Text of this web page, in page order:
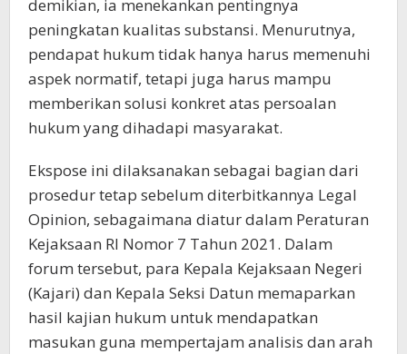
demikian, ia menekankan pentingnya
peningkatan kualitas substansi. Menurutnya,
pendapat hukum tidak hanya harus memenuhi
aspek normatif, tetapi juga harus mampu
memberikan solusi konkret atas persoalan
hukum yang dihadapi masyarakat.
Ekspose ini dilaksanakan sebagai bagian dari
prosedur tetap sebelum diterbitkannya Legal
Opinion, sebagaimana diatur dalam Peraturan
Kejaksaan RI Nomor 7 Tahun 2021. Dalam
forum tersebut, para Kepala Kejaksaan Negeri
(Kajari) dan Kepala Seksi Datun memaparkan
hasil kajian hukum untuk mendapatkan
masukan guna mempertajam analisis dan arah